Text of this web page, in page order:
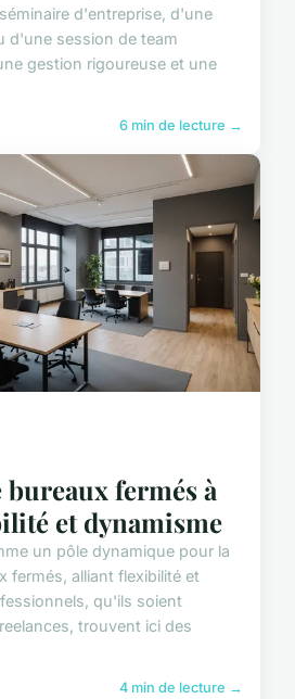
d'entreprise, d'une
d'une session de team
gestion rigoureuse et une
6 min de lecture →
fermés à
et dynamisme
un pôle dynamique pour la
fermés, alliant flexibilité et
qu'ils soient
trouvent ici des
4 min de lecture →